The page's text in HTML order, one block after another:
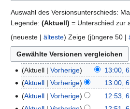
Auswahl des Versionsunterschieds:
Legende: (Aktuell) = Unterschied zur
(neueste | älteste) Zeige (jüngere 50 |
6.
September
2022
Aktuell Vorherige 13:00,
K
e
i
Aktuell Vorherige 13:00,
KAktuell Vorherige 12:53,
K